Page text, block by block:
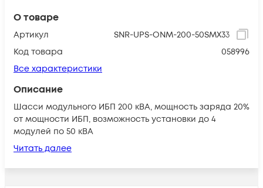
О товаре
Артикул
SNR-UPS-ONM-200-50SMX33
Код товара
058996
Все характеристики
Описание
Шасси модульного ИБП 200 кВА, мощность заряда 20%
от мощности ИБП, возможность установки до 4
модулей по 50 кВА
Читать далее